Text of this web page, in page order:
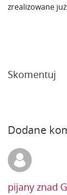
zrealizowane
Skomentuj
Dodane
pijany znad